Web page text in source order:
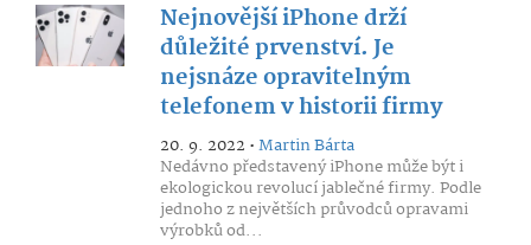
Nejnovější iPhone drží
důležité prvenství. Je
nejsnáze opravitelným
telefonem v historii firmy
20. 9. 2022 •Martin Bárta
Nedávno představený iPhone může být i
ekologickou revolucí jablečné firmy. Podle
jednoho z největších průvodců opravami
výrobků od...